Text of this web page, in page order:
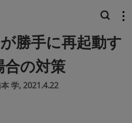
勝手に再起動す
合の対策
学, 2021.4.22